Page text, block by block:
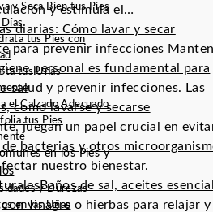
y estimula el…
diarias: Cómo lavar y secar
para prevenir infecciones
personal es fundamental para
salud y prevenir infecciones. Las
como lavarse y secarse
juegan un papel crucial en
bacterias y otros
nuestro bienestar.
Baños de sal, aceites
vinagre o hierbas para relajar y
y Seca Bien tus Pies
Días
tus Pies con
tus Uñas
el Calzado Adecuado
tus Pies
en los Pies y
y Durezas
en las Uñas